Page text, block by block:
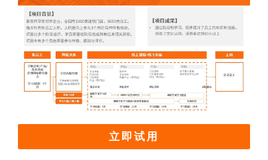
立即试用